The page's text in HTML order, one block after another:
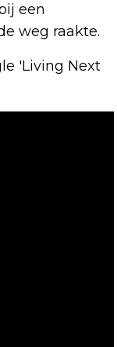
een
weg raakte.
'Living Next